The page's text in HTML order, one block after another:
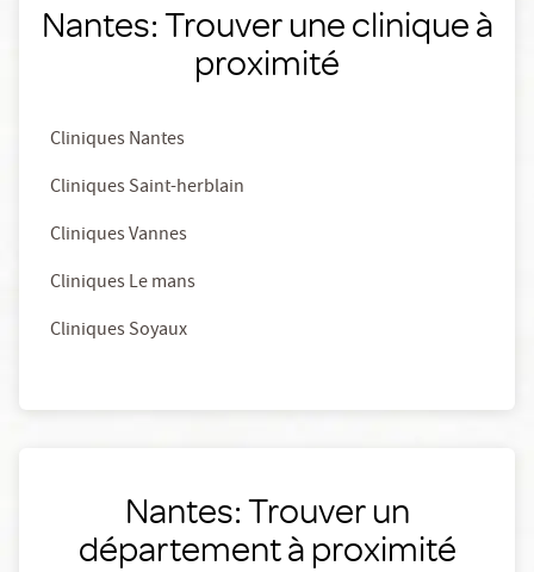
Nantes: Trouver une clinique à
proximité
Cliniques Nantes
Cliniques Saint-herblain
Cliniques Vannes
Cliniques Le mans
Cliniques Soyaux
Nantes: Trouver un
département à proximité